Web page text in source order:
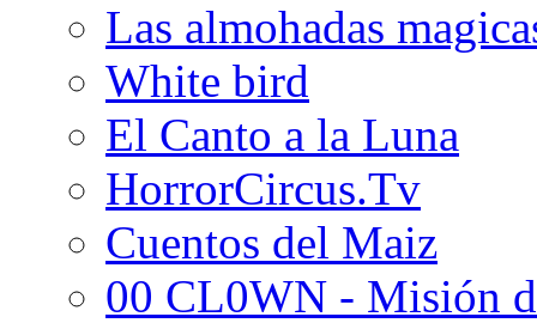
Las almohadas
White bird
El Canto a la Luna
HorrorCircus.Tv
Cuentos del Maiz
00 CL0WN - Misión